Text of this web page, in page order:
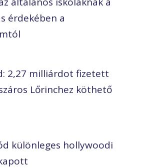
érdekében a
2,27 milliárdot fizetett
Lőrinchez köthető
különleges hollywoodi